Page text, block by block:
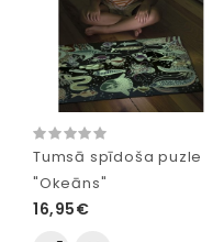
Tumsā spīdoša puzle
"Okeāns"
16,95€